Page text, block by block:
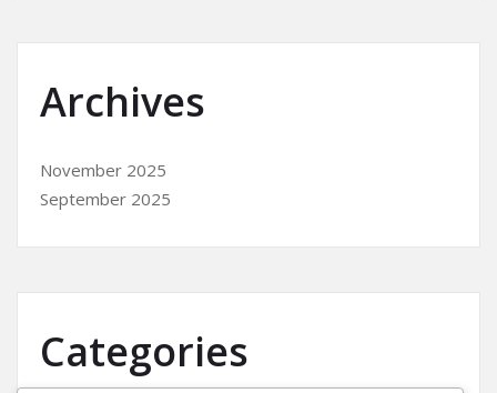
Archives
November 2025
September 2025
Categories